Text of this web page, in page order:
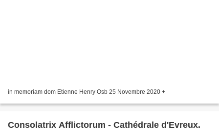
in memoriam dom Etienne Henry Osb 25 Novembre 2020 +
Consolatrix Afflictorum - Cathédrale d'Evreux.